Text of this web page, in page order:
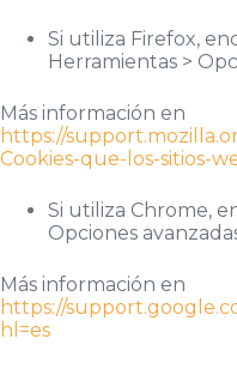
Si utiliza Firefox,
Herramientas >
Más información en
https://
Cookies-que-los-sitios-
Si utiliza Chrome,
Opciones
Más información en
https://
hl=es